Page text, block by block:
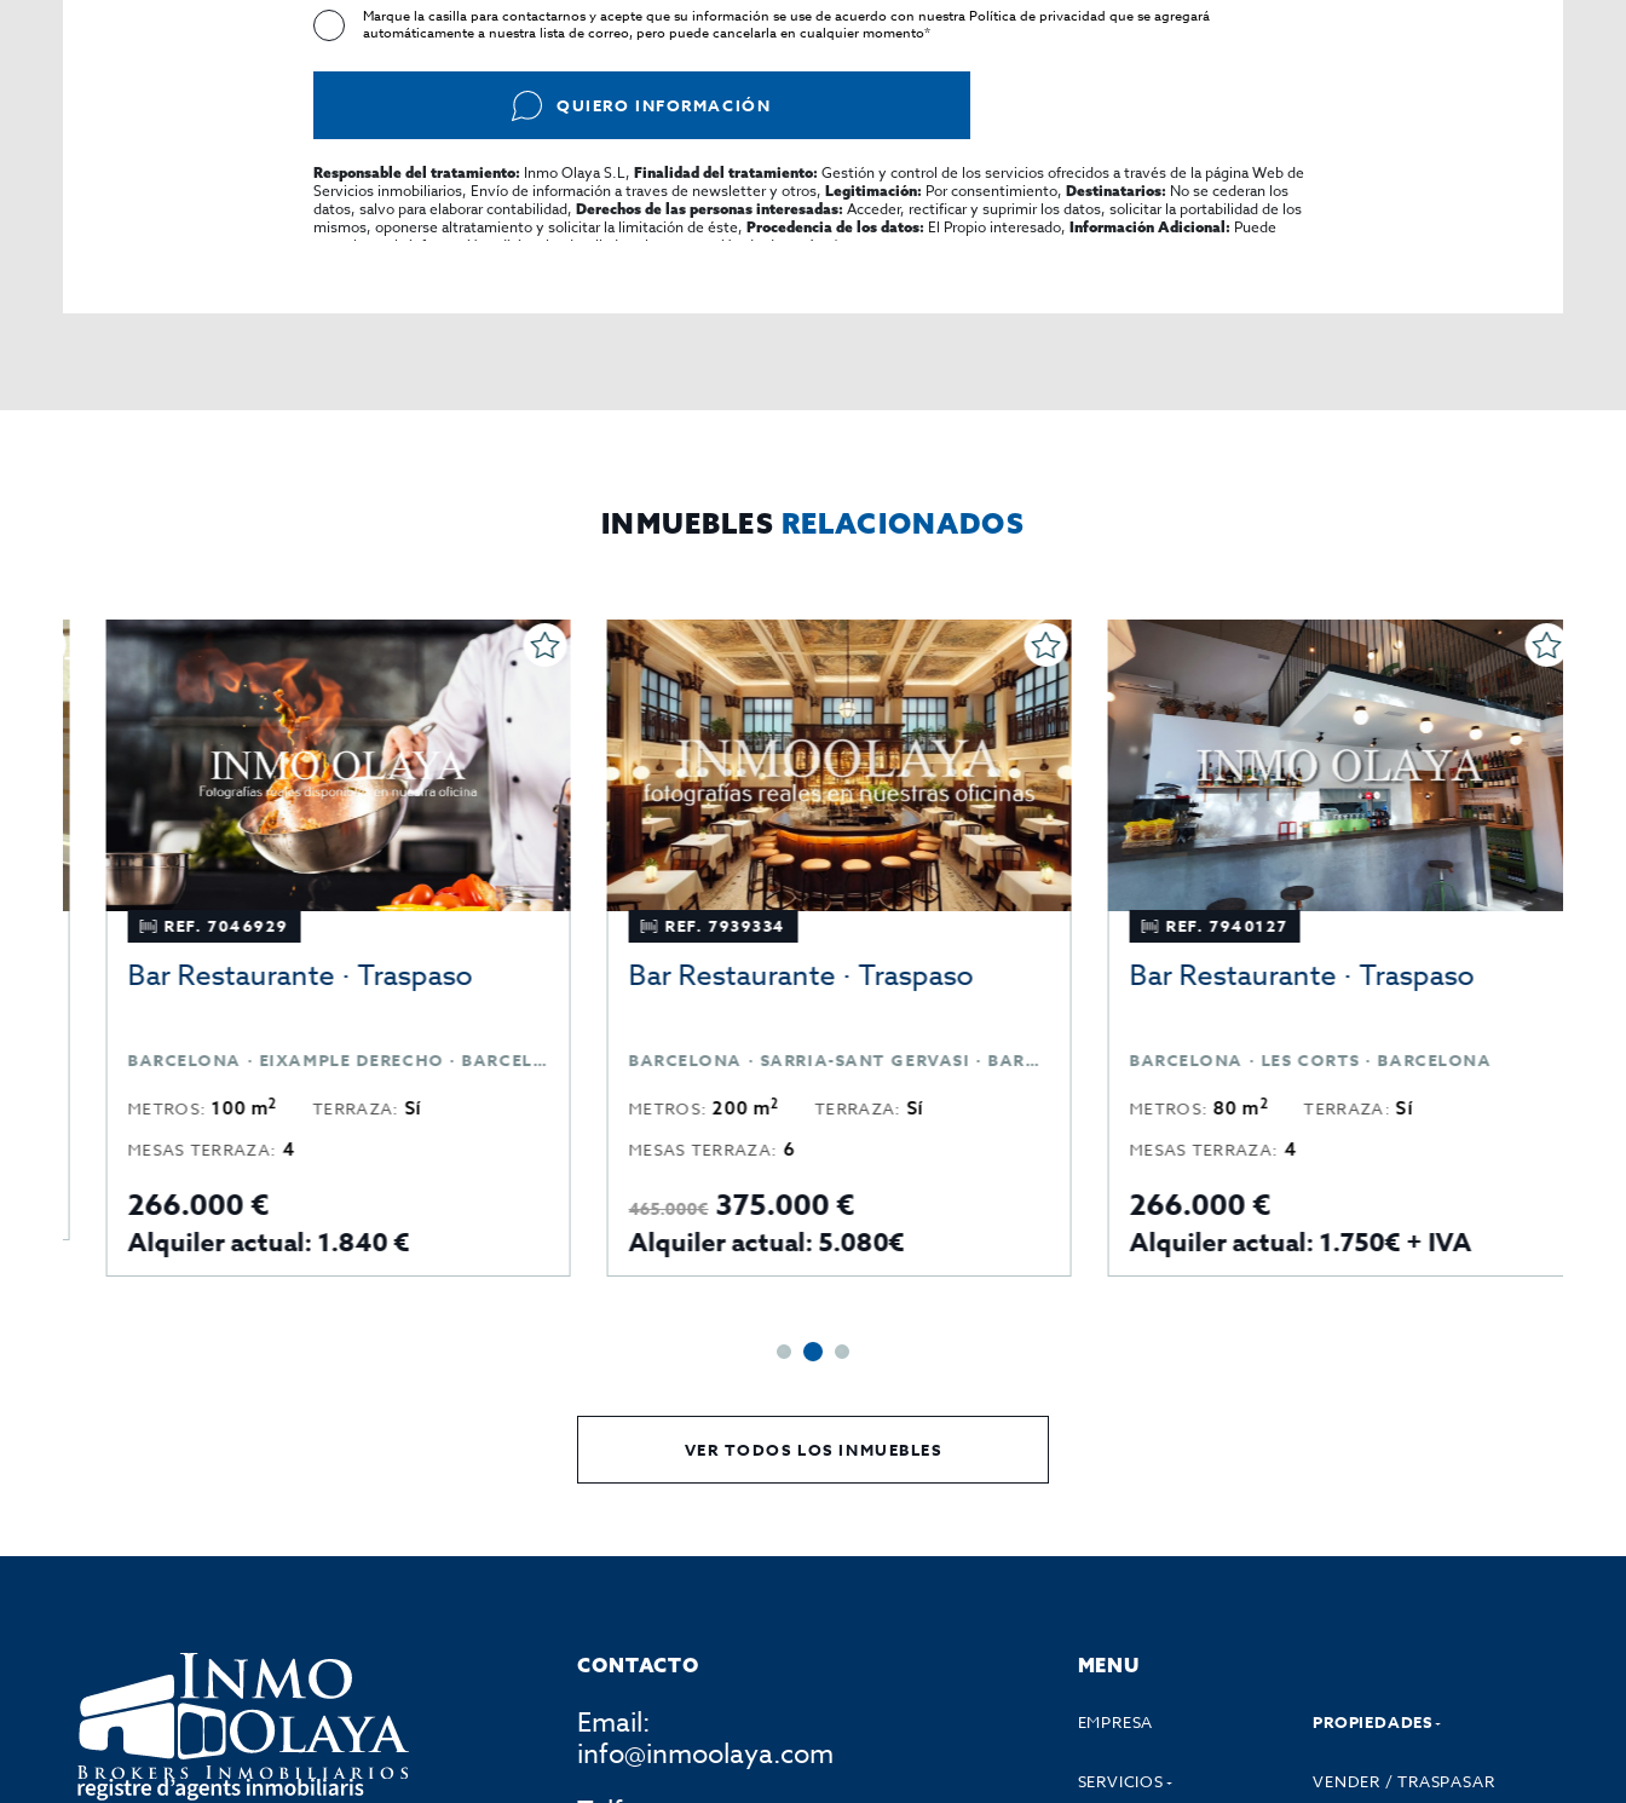
Marque la casilla para contactarnos y acepte que su información se use de acuerdo con nuestraPolítica de privacidad que se agregará
automáticamente a nuestra lista de correo, pero puede cancelarla en cualquier momento*
QUIERO INFORMACIÓN
Responsable del tratamiento: Inmo Olaya S.L, Finalidad del tratamiento: Gestión y control de los servicios ofrecidos a través de la página Web de
Servicios inmobiliarios, Envío de información a traves de newsletter y otros, Legitimación: Por consentimiento, Destinatarios: No se cederan los
datos, salvo para elaborar contabilidad, Derechos de las personas interesadas: Acceder, rectificar y suprimir los datos, solicitar la portabilidad de los
mismos, oponerse altratamiento y solicitar la limitación de éste, Procedencia de los datos: El Propio interesado, Información Adicional: Puede
consultarse la información adicional y detallada sobre protección de datos
Aquí.
INMUEBLES RELACIONADOS
REF. 7046929
Bar Restaurante · Traspaso
BARCELONA · EIXAMPLE DERECHO · BARCELONA
METROS:100 m2 TERRAZA:Sí
MESAS TERRAZA:4
266.000 €
Alquiler actual: 1.840 €
REF. 7939334
Bar Restaurante · Traspaso
BARCELONA · SARRIA-SANT GERVASI · BARCELONA
METROS:200 m2 TERRAZA:Sí
MESAS TERRAZA:6
465.000€375.000 €
Alquiler actual: 5.080€
REF. 7940127
Bar Restaurante · Traspaso
BARCELONA · LES CORTS · BARCELONA
METROS:80 m2 TERRAZA:Sí
MESAS TERRAZA:4
266.000 €
Alquiler actual: 1.750€ + IVA
VER TODOS LOS INMUEBLES
CONTACTO
Email:
info@inmoolaya.com
MENU
EMPRESA PROPIEDADES
SERVICIOS VENDER / TRASPASAR